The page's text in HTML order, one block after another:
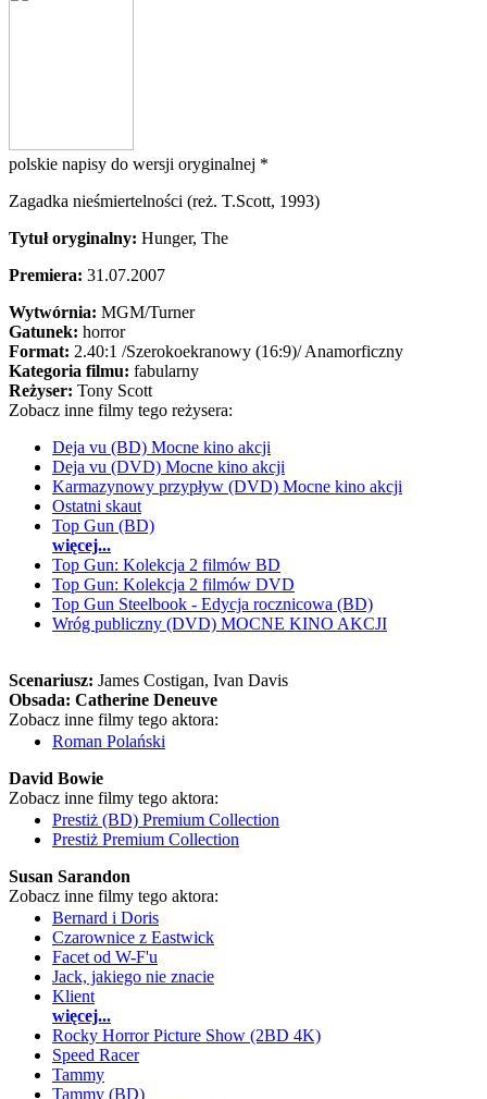
polskie napisy do wersji oryginalnej *
Zagadka nieśmiertelności (reż. T.Scott, 1993)
Tytuł oryginalny: Hunger, The
Premiera: 31.07.2007
Wytwórnia: MGM/Turner
Gatunek: horror
Format: 2.40:1 /Szerokoekranowy (16:9)/Anamorficzny
Kategoria filmu: fabularny
Reżyser: Tony Scott
Zobacz inne filmy tego reżysera:
Deja vu (BD) Mocne kino akcji
Deja vu (DVD) Mocne kino akcji
Karmazynowy przypływ (DVD) Mocne kino akcji
Ostatni skaut
Top Gun (BD)
więcej...
Top Gun: Kolekcja 2 filmów BD
Top Gun: Kolekcja 2 filmów DVD
Top Gun Steelbook - Edycja rocznicowa (BD)
Wróg publiczny (DVD) MOCNE KINO AKCJI
Scenariusz: James Costigan, Ivan Davis
Obsada: Catherine Deneuve
Zobacz inne filmy tego aktora:
Roman Polański
David Bowie
Zobacz inne filmy tego aktora:
Prestiż (BD) Premium Collection
Prestiż Premium Collection
Susan Sarandon
Zobacz inne filmy tego aktora:
Bernard i Doris
Czarownice z Eastwick
Facet od W-F'u
Jack, jakiego nie znacie
Klient
więcej...
Rocky Horror Picture Show (2BD 4K)
Speed Racer
Tammy
Tammy (BD)